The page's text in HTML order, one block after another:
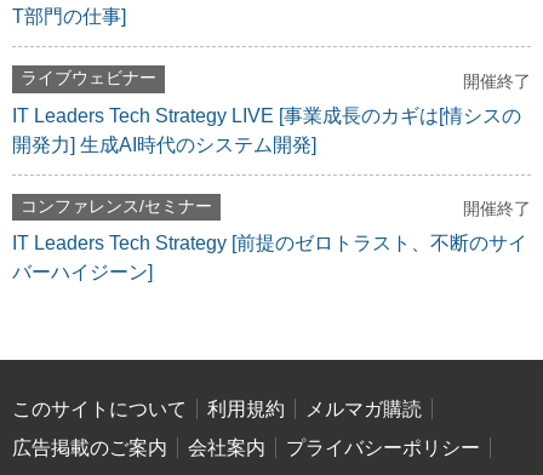
T部門の仕事]
ライブウェビナー 開催終了
IT Leaders Tech Strategy LIVE [事業成長のカギは[情シスの
開発力] 生成AI時代のシステム開発]
コンファレンス/セミナー 開催終了
IT Leaders Tech Strategy [前提のゼロトラスト、不断のサイ
バーハイジーン]
このサイトについて 利用規約
メルマガ購読
広告掲載のご案内
会社案内
プライバシーポリシー